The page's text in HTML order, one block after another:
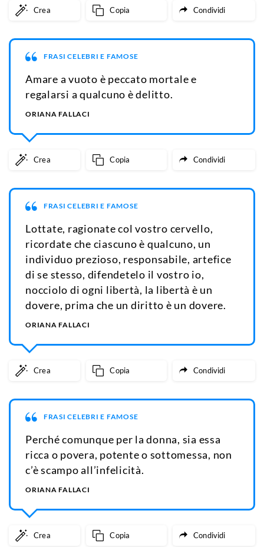
Crea Copia Condividi
FRASI CELEBRI E FAMOSE
Amare a vuoto è peccato mortale e
regalarsi a qualcuno è delitto.
ORIANA FALLACI
Crea Copia Condividi
FRASI CELEBRI E FAMOSE
Lottate, ragionate col vostro cervello,
ricordate che ciascuno è qualcuno, un
individuo prezioso, responsabile, artefice
di se stesso, difendetelo il vostro io,
nocciolo di ogni libertà, la libertà è un
dovere, prima che un diritto è un dovere.
ORIANA FALLACI
Crea Copia Condividi
FRASI CELEBRI E FAMOSE
Perché comunque per la donna, sia essa
ricca o povera, potente o sottomessa, non
c’è scampo all’infelicità.
ORIANA FALLACI
Crea Copia Condividi